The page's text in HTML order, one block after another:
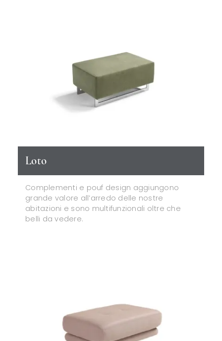
Loto
Complementi e pouf design aggiungono
grande valore all’arredo delle nostre
abitazioni e sono multifunzionali oltre che
belli da vedere.